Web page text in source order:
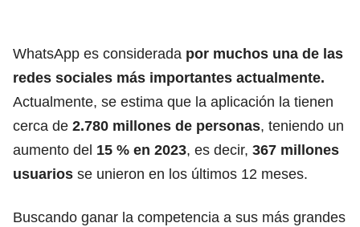
WhatsApp es considerada por muchos una de las
redes sociales más importantes actualmente.
Actualmente, se estima que la aplicación la tienen
cerca de 2.780 millones de personas, teniendo un
aumento del 15 % en 2023, es decir, 367 millones
usuarios se unieron en los últimos 12 meses.
Buscando ganar la competencia a sus más grandes